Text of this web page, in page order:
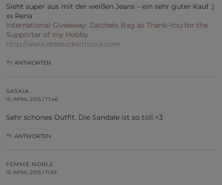
Sieht super aus mit der weißen Jeans – ein sehr guter Kauf :)
xx Rena
International Giveaway: Zatchels Bag as Thank-You for the
Supporter of my Hobby
http://www.dressedwithsoul.com
ANTWORTEN
SASKIA
15. APRIL 2015 / 17:46
Sehr schönes Outfit. Die Sandale ist so toll <3
ANTWORTEN
FEMME NOBLE
15. APRIL 2015 / 11:59